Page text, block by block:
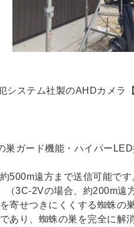
システム社製のAHDカメラ
巣ガード機能・ハイパー
500m遠方まで送信可能です
3C-2Vの場合、約200m遠
寄せつきにくくする蜘蛛の
あり、蜘蛛の巣を完全に解